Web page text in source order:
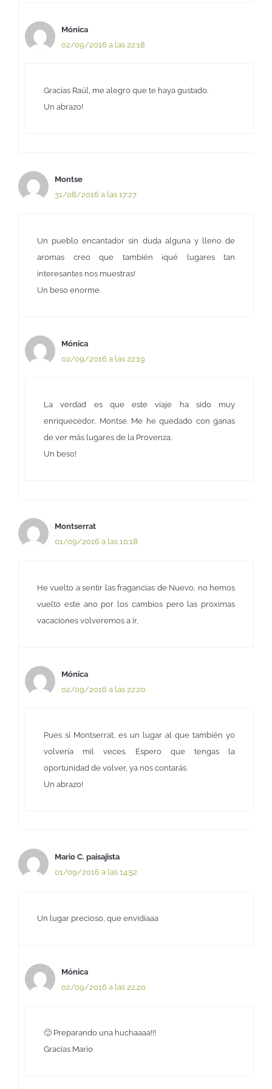
Mónica
02/09/2016 a las 22:18
Gracias Raúl, me alegro que te haya gustado.
Un abrazo!
Montse
31/08/2016 a las 17:27
Un pueblo encantador sin duda alguna y lleno de
aromas creo que también ¡qué lugares tan
interesantes nos muestras!
Un beso enorme.
Mónica
02/09/2016 a las 22:19
La verdad es que este viaje ha sido muy
enriquecedor, Montse. Me he quedado con ganas
de ver más lugares de la Provenza.
Un beso!
Montserrat
01/09/2016 a las 10:18
He vuelto a sentir las fragancias de Nuevo, no hemos
vuelto este ano por los cambios pero las proximas
vacaciones volveremos a ir,
Mónica
02/09/2016 a las 22:20
Pues sí Montserrat, es un lugar al que también yo
volvería mil veces. Espero que tengas la
oportunidad de volver, ya nos contarás.
Un abrazo!
Mario C. paisajista
01/09/2016 a las 14:52
Un lugar precioso, que envidiaaa
Mónica
02/09/2016 a las 22:20
🙂 Preparando una huchaaaa!!!
Gracias Mario